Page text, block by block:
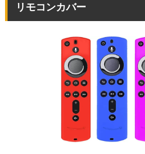
リモコンカバー